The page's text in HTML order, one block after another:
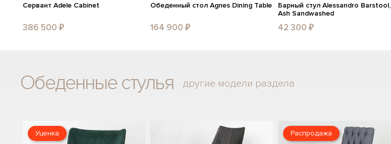
Сервант Adele Cabinet
386 500 ₽
Обеденный стол Agnes Dining Table
164 900 ₽
Барный стул Alessandro Barstool,
Ash Sandwashed
42 300 ₽
Обеденные стулья другие модели раздела
Уценка Распродажа